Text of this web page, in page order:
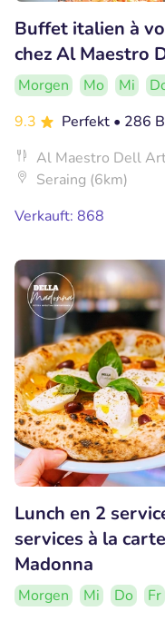
Buffet italien à
chez Al Maestro
Morgen Mo Mi
9.3
Perfekt • 286
Al Maestro Dell
Seraing (6km)
Verkauft: 868
Lunch en 2
services à la
Madonna
Morgen Mi Do
Fr